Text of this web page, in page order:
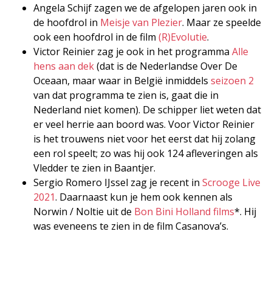
Angela Schijf zagen we de afgelopen jaren ook in
de hoofdrol in Meisje van Plezier. Maar ze speelde
ook een hoofdrol in de film (R)Evolutie.
Victor Reinier zag je ook in het programma Alle
hens aan dek(dat is de Nederlandse Over De
Oceaan, maar waar in België inmiddels seizoen 2
van dat programma te zien is, gaat die in
Nederland niet komen). De schipper liet weten dat
er veel herrie aan boord was. Voor Victor Reinier
is het trouwens niet voor het eerst dat hij zolang
een rol speelt; zo was hij ook 124 afleveringen als
Vledder te zien in Baantjer.
Sergio Romero IJssel zag je recent in Scrooge Live
2021. Daarnaast kun je hem ook kennen als
Norwin / Noltie uit de Bon Bini Holland films*. Hij
was eveneens te zien in de film Casanova’s.